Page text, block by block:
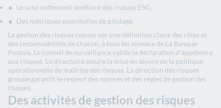
Le suivi nettement amélioré des risques ESG,
Des métriques essentielles de pilotage.
La gestion des risques repose sur une définition claire des rôles et
des responsabilités de chacun, à tous les niveaux de La Banque
Postale. Le conseil de surveillance valide la déclaration d’appétence
aux risques. Le directoire assure la mise en œuvre de la politique
opérationnelle de maîtrise des risques. La direction des risques
groupe garantit le respect des normes et des règles de gestion des
risques.
Des activités de gestion des risques